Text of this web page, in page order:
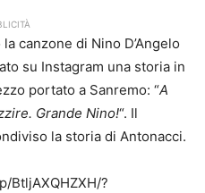
canzone di Nino D’Angelo
su Instagram una storia in
portato a Sanremo: “A
Grande Nino!“. Il
la storia di Antonacci.
BtljAXQHZXH/?